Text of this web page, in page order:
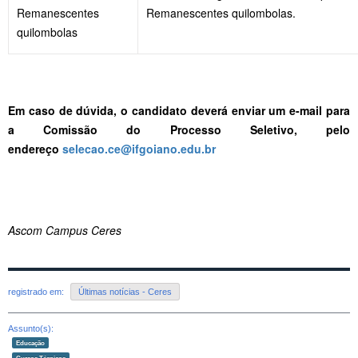
Remanescentes
quilombolas
Remanescentes quilombolas.
Em caso de dúvida, o candidato deverá enviar um e-mail para
a Comissão do Processo Seletivo, pelo
endereço selecao.ce@ifgoiano.edu.br
Ascom Campus Ceres
registrado em: Últimas notícias - Ceres
Assunto(s):
Educação